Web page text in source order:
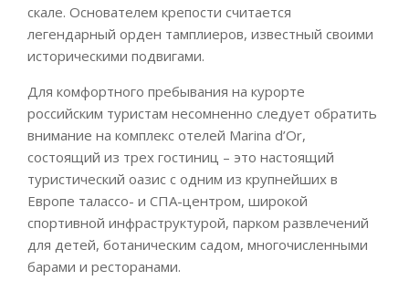
скале. Основателем крепости считается
легендарный орден тамплиеров, известный своими
историческими подвигами.
Для комфортного пребывания на курорте
российским туристам несомненно следует обратить
внимание на комплекс отелей Marina d’Or,
состоящий из трех гостиниц – это настоящий
туристический оазис с одним из крупнейших в
Европе талассо- и СПА-центром, широкой
спортивной инфраструктурой, парком развлечений
для детей, ботаническим садом, многочисленными
барами и ресторанами.